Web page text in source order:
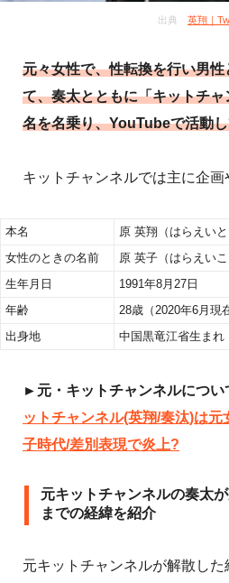
出典 英翔｜
元々女性で、性転換を行い男
て、奏太とともに「キットチ
名を名乗り、YouTubeで活動
キットチャンネルでは主に企画
本名
原 英翔（はらえいと
女性のときの名前
原 英子（はらえいこ
生年月日
1991年8月27日
年齢
28歳（2020年6月現
出身地
中国黒竜江省生まれ
►元・キットチャンネルについ
ットチャンネル(英翔/奏汰)は
子時代/差別表現で炎上?
元キットチャンネルの奏太
までの経緯を紹介
元キットチャンネルが解散した